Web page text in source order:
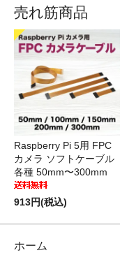
売れ筋商品
Raspberry Pi 5用 FPC
カメラ ソフトケーブル
各種 50mm〜300mm
913円(税込)
ホーム